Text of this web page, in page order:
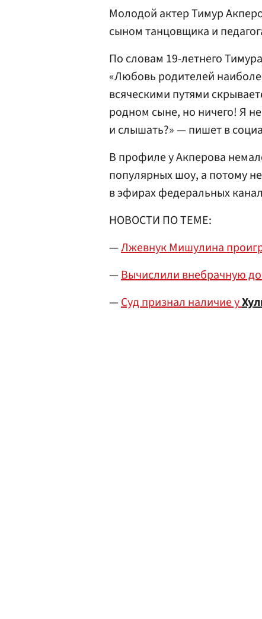
Молодой актер Тимур
сыном танцовщика и
По словам 19-летнего
«Любовь родителей
всяческими путями
родном сыне, но ничего! Я
и слышать?» — пишет в
В профиле у Акперова
популярных шоу, а потому
в эфирах федеральных
НОВОСТИ ПО ТЕМЕ:
—Лжевнук Мишулина
—Вычислили внебрачную
—Суд признал наличие у